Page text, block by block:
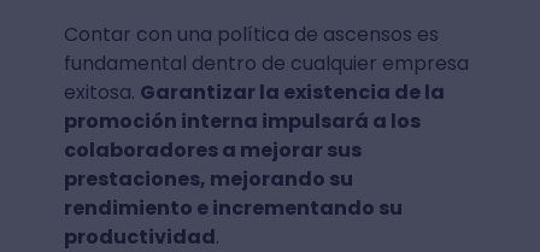
Contar con una política de ascensos es
fundamental dentro de cualquier empresa
exitosa. Garantizar la existencia de la
promoción interna impulsará a los
colaboradores a mejorar sus
prestaciones, mejorando su
rendimiento e incrementando su
productividad.